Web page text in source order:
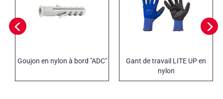
Goujon en nylon à bord "ADC"
Gant de travail LITE UP en
nylon